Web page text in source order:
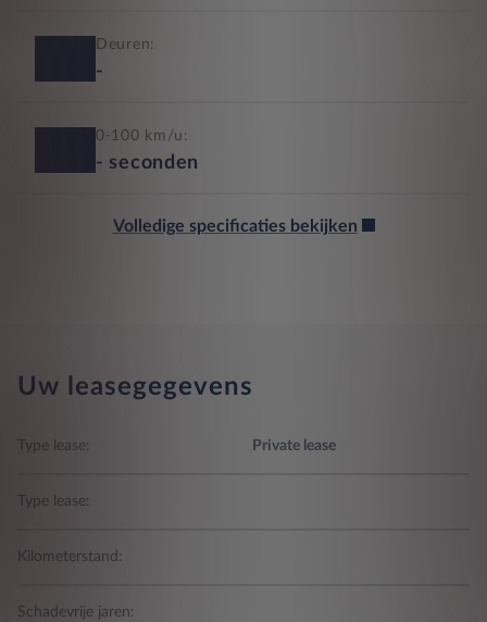
Deuren:
-
0-100 km/u:
- seconden
Volledige specificaties bekijken
Uw leasegegevens
Type lease: Private lease
Type lease:
Kilometerstand:
Schadevrije jaren: